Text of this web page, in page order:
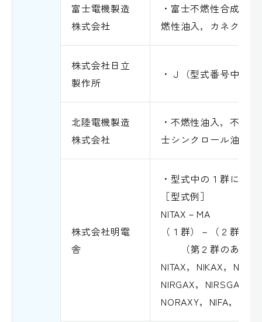
富士電機製造
株式会社
・富士不燃性合成絶
燃性油入，カネクロ
株式会社日立
製作所
・Ｊ（型式番号中の
北陸電機製造
株式会社
・不燃性油入，不燃
士シンクロール油入
株式会社明電
舎
・型式中の１群に「
［型式例］
NITAX－MA
（１群）－（２群）
（第２群のあるも
NITAX，NIKAX，
NIRGAX，NIRSGAX，
NORAXY，NIFA，